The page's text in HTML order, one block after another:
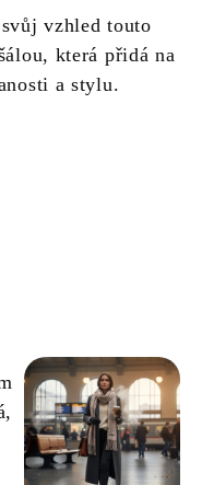
vzhled touto
která přidá na
a stylu.